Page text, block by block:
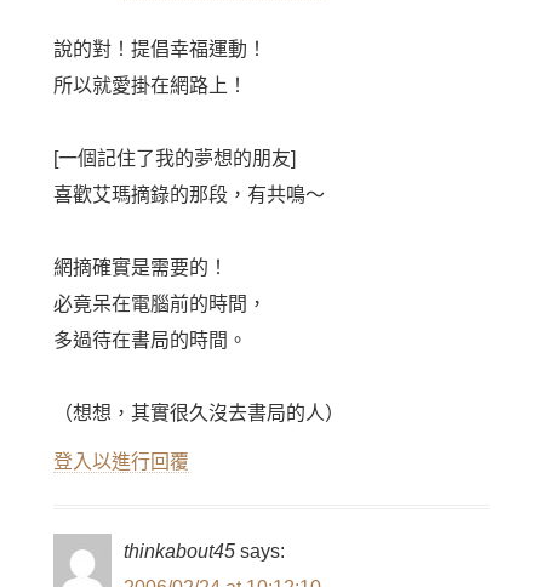
說的對！提倡幸福運動！
所以就愛掛在網路上！
[一個記住了我的夢想的朋友]
喜歡艾瑪摘錄的那段，有共鳴～
網摘確實是需要的！
必竟呆在電腦前的時間，
多過待在書局的時間。
（想想，其實很久沒去書局的人）
登入以進行回覆
thinkabout45 says: